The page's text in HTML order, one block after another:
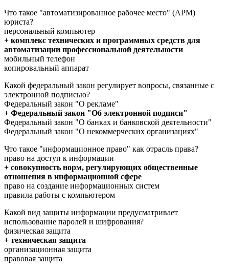
Что такое "автоматизированное рабочее место" (АРМ)
юриста?
персональный компьютер
+ комплекс технических и программных средств для
автоматизации профессиональной деятельности
мобильный телефон
копировальный аппарат
Какой федеральный закон регулирует вопросы, связанные с
электронной подписью?
Федеральный закон "О рекламе"
+ Федеральный закон "Об электронной подписи"
Федеральный закон "О банках и банковской деятельности"
Федеральный закон "О некоммерческих организациях"
Что такое "информационное право" как отрасль права?
право на доступ к информации
+ совокупность норм, регулирующих общественные
отношения в информационной сфере
право на создание информационных систем
правила работы с компьютером
Какой вид защиты информации предусматривает
использование паролей и шифрования?
физическая защита
+ техническая защита
организационная защита
правовая защита